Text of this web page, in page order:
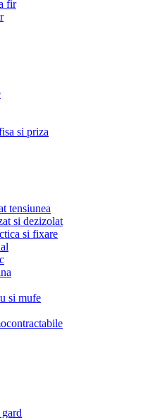
fir
si priza
tensiunea
si dezizolat
si fixare
si mufe